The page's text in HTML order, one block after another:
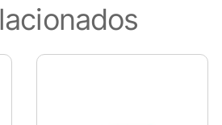
como necessários são
básicas do site. Também
cookies serão armazenados